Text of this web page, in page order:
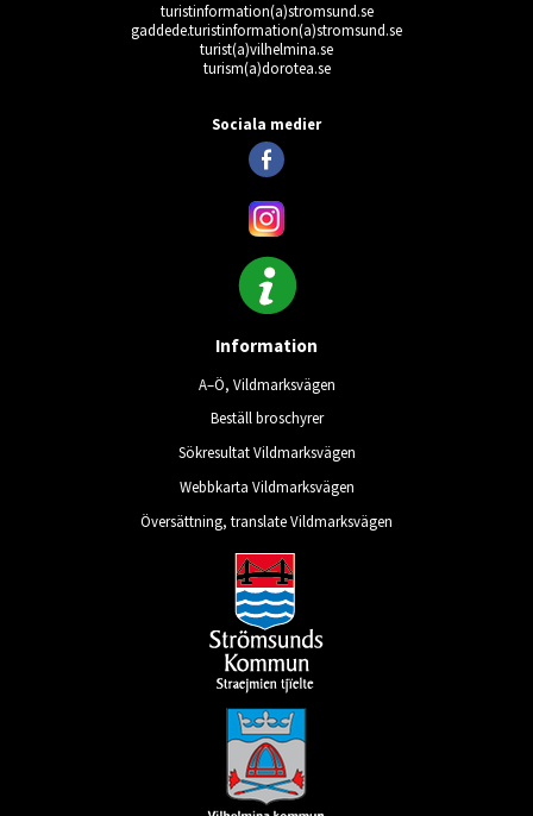
turistinformation(a)stromsund.se
gaddede.turistinformation(a)stromsund.se
turist(a)vilhelmina.se
turism(a)dorotea.se
Sociala medier
Information
A–Ö, Vildmarksvägen
Beställ broschyrer
Sökresultat Vildmarksvägen
Webbkarta Vildmarksvägen
Översättning, translate Vildmarksvägen